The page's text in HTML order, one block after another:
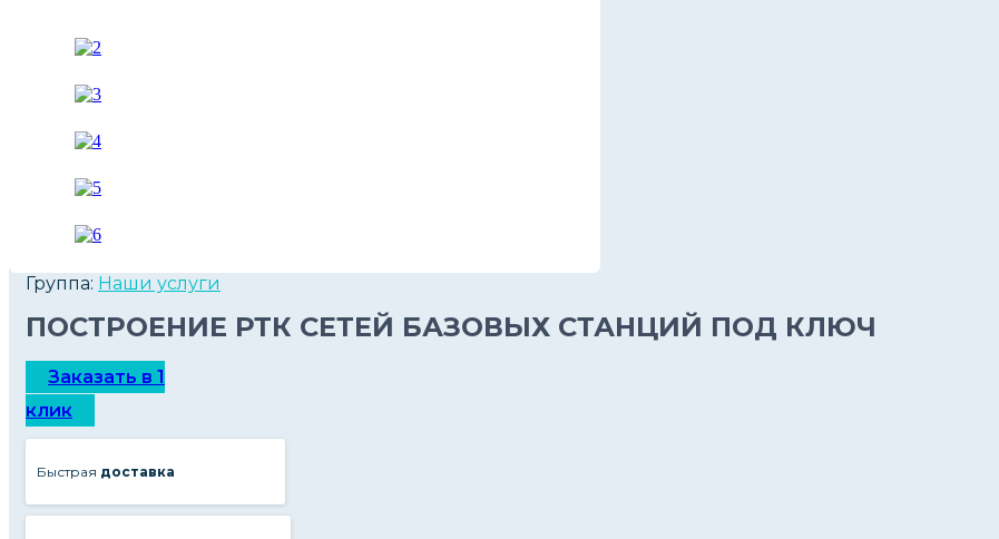
Группа: Наши услуги
ПОСТРОЕНИЕ РТК СЕТЕЙ БАЗОВЫХ СТАНЦИЙ ПОД КЛЮЧ
Заказать в 1
клик
Быстрая доставка